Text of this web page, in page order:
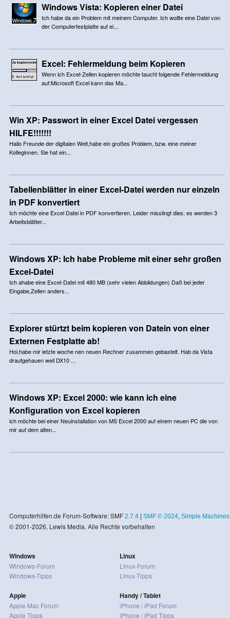
Windows Vista: Kopieren einer Datei
Ich habe da ein Problem mit meinem Computer. Ich wollte eine Datei von
der Computerfestplatte auf ei...
Excel: Fehlermeldung beim Kopieren
Wenn ich Excel-Zellen kopieren möchte taucht folgende Fehlermeldung
auf:Microsoft Excel kann das Ma...
Win XP: Passwort in einer Excel Datei vergessen
HILFE!!!!!!!
Hallo Freunde der digitalen Welt,habe ein großes Problem, bzw. eine meiner
Kolleginnen. Sie hat ein...
Tabellenblätter in einer Excel-Datei werden nur einzeln
in PDF konvertiert
Ich möchte eine Excel Datei in PDF konvertieren. Leider misslingt dies; es werden 3
Arbeitsblätter...
Windows XP: Ich habe Probleme mit einer sehr großen
Excel-Datei
Ich ahabe eine Excel-Datei mit 480 MB (sehr vielen Abbildungen) Daß bei jeder
Eingabe,Zellen anders...
Explorer stürtzt beim kopieren von Datein von einer
Externen Festplatte ab!
Hoi,habe mir letzte woche nen neuen Rechner zusammen gebastelt. Hab da Vista
draufgehauen weil DX10 ...
Windows XP: Excel 2000: wie kann ich eine
Konfiguration von Excel kopieren
ich möchte bei einer Neuinstallation von MS Excel 2000 auf einem neuen PC die von
mir auf dem alten...
Computerhilfen.de Forum-Software: SMF 2.7.4| SMF © 2024, Simple Machines
© 2001-2026, Lewis Media. Alle Rechte vorbehalten
Windows
Windows-Forum
Windows-Tipps
Apple
Apple Mac Forum
Apple Tipps
Linux
Linux-Forum
Linux-Tipps
Handy / Tablet
iPhone / iPad Forum
iPhone / iPad Tipps